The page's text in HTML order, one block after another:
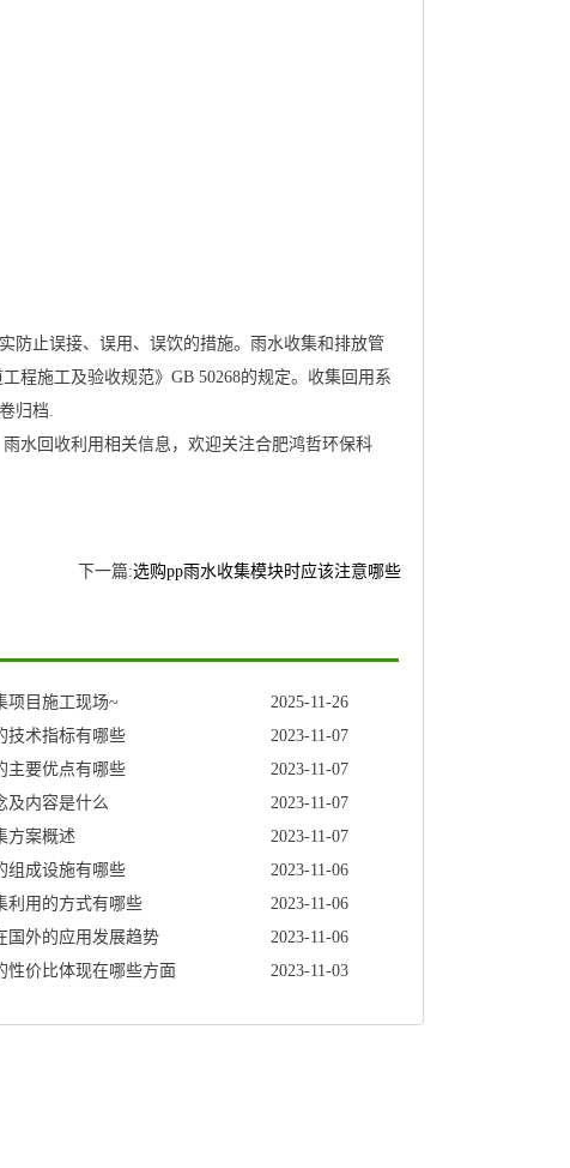
防止误接、误用、误饮的措施。雨水收集和排放管
程施工及验收规范》GB50268的规定。收集回用系
归档.
水回收利用相关信息，欢迎关注合肥鸿哲环保科
下一篇:选购pp雨水收集模块时应该注意哪些
项目施工现场~
2025-11-26
技术指标有哪些
2023-11-07
主要优点有哪些
2023-11-07
及内容是什么
2023-11-07
方案概述
2023-11-07
组成设施有哪些
2023-11-06
利用的方式有哪些
2023-11-06
国外的应用发展趋势
2023-11-06
性价比体现在哪些方面 2023-11-03